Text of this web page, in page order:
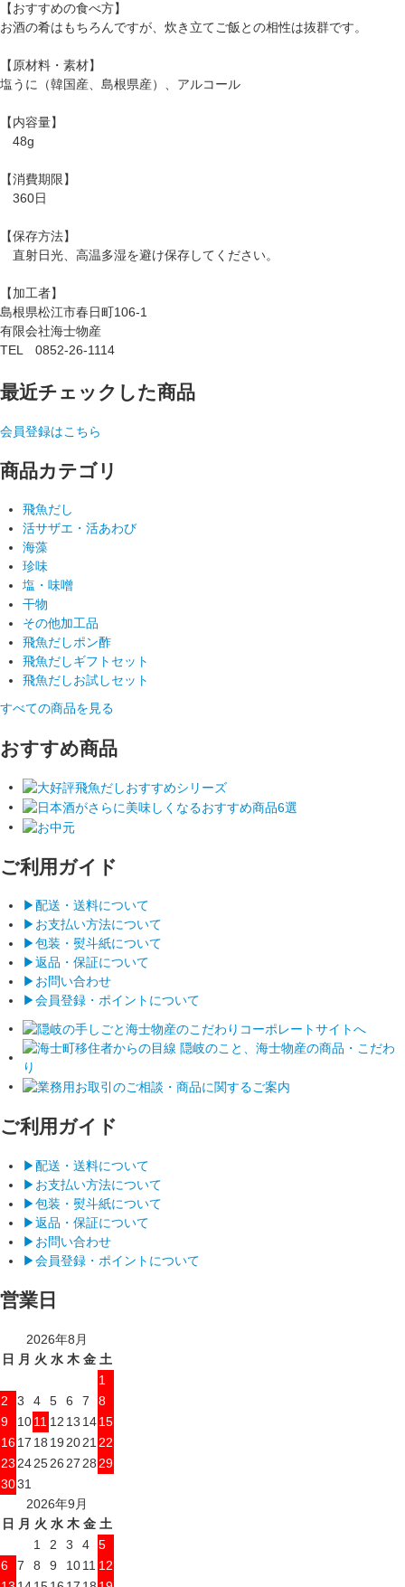
【おすすめの食べ方】
お酒の肴はもちろんですが、炊き立てご飯との相性は抜群です。
【原材料・素材】
塩うに（韓国産、島根県産）、アルコール
【内容量】
48g
【消費期限】
360日
【保存方法】
直射日光、高温多湿を避け保存してください。
【加工者】
島根県松江市春日町106-1
有限会社海士物産
TEL 0852-26-1114
最近チェックした商品
会員登録はこちら
商品カテゴリ
飛魚だし
活サザエ・活あわび
海藻
珍味
塩・味噌
干物
その他加工品
飛魚だしポン酢
飛魚だしギフトセット
飛魚だしお試しセット
すべての商品を見る
おすすめ商品
ご利用ガイド
▶︎配送・送料について
▶︎お支払い方法について
▶︎包装・熨斗紙について
▶︎返品・保証について
▶︎お問い合わせ
▶︎会員登録・ポイントについて
ご利用ガイド
▶︎配送・送料について
▶︎お支払い方法について
▶︎包装・熨斗紙について
▶︎返品・保証について
▶︎お問い合わせ
▶︎会員登録・ポイントについて
営業日
2026年8月
日
月 火 水 木 金 土
1
2
3 4 5 6 7
8
9
1011 12 13 1415
1617 18 19 2021 22
23 242526 27 28 29
3031
2026年9月
日
月 火 水 木 金 土
1
2 3 4
5
6
7 8 9 1011 12